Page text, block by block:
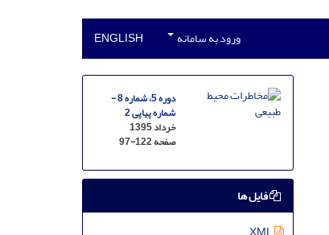
ورود به سامانه ENGLISH
دوره 5، شماره 8 -
شماره پیاپی 2
خرداد 1395
صفحه97-122
فایل ها